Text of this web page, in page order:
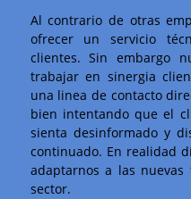
Al contrario de otras
ofrecer un servicio
clientes. Sin embargo
trabajar en sinergia
una linea de contacto
bien intentando que el
sienta desinformado y
continuado. En realidad
adaptarnos a las nuevas
sector.